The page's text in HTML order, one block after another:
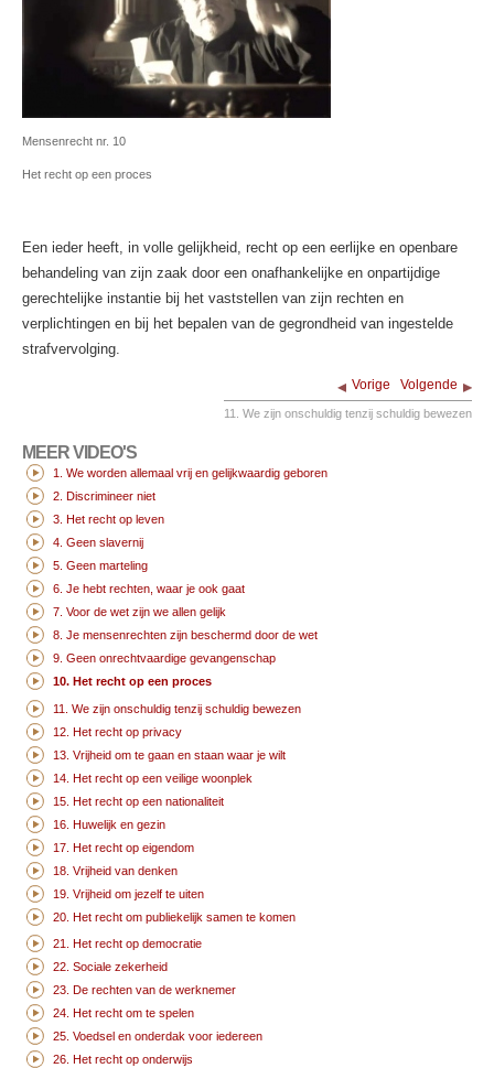
Mensenrecht nr. 10
Het recht op een proces
Een ieder heeft, in volle gelijkheid, recht op een eerlijke en openbare
behandeling van zijn zaak door een onafhankelijke en onpartijdige
gerechtelijke instantie bij het vaststellen van zijn rechten en
verplichtingen en bij het bepalen van de gegrondheid van ingestelde
strafvervolging.
Vorige Volgende
11. We zijn onschuldig tenzij schuldig bewezen
MEER VIDEO'S
1. We worden allemaal vrij en gelijkwaardig geboren
2. Discrimineer niet
3. Het recht op leven
4. Geen slavernij
5. Geen marteling
6. Je hebt rechten, waar je ook gaat
7. Voor de wet zijn we allen gelijk
8. Je mensenrechten zijn beschermd door de wet
9. Geen onrechtvaardige gevangenschap
10. Het recht op een proces
11. We zijn onschuldig tenzij schuldig bewezen
12. Het recht op privacy
13. Vrijheid om te gaan en staan waar je wilt
14. Het recht op een veilige woonplek
15. Het recht op een nationaliteit
16. Huwelijk en gezin
17. Het recht op eigendom
18. Vrijheid van denken
19. Vrijheid om jezelf te uiten
20. Het recht om publiekelijk samen te komen
21. Het recht op democratie
22. Sociale zekerheid
23. De rechten van de werknemer
24. Het recht om te spelen
25. Voedsel en onderdak voor iedereen
26. Het recht op onderwijs